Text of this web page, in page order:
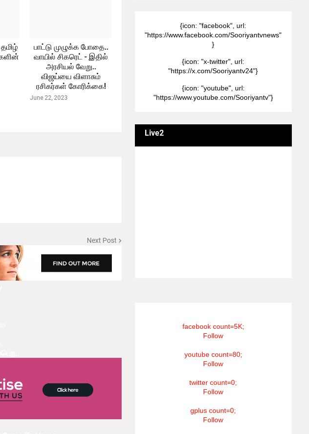
பாட்டு முழுக்க போதை..
வாயில் சிகரெட் - இதில்
அரசியல் வேறு..
விஜய்யை விளாசும்
ரசிகர்கள் கோரிக்கை!
June 22, 2023
Next Post
{icon: "facebook", url:
"https://www.facebook.com/Sooriyantvnews"
}
{icon: "x-twitter", url:
"https://x.com/Sooriyantv24"}
{icon: "youtube", url:
"https://www.youtube.com/Sooriyantv"}
Live2
facebook count=5K;
Follow
youtube count=80;
Follow
twitter count=0;
Follow
gplus count=0;
Follow